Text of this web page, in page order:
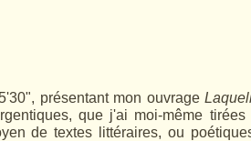
présentant mon ouvrage
que j'ai moi-même
de textes littéraires, ou